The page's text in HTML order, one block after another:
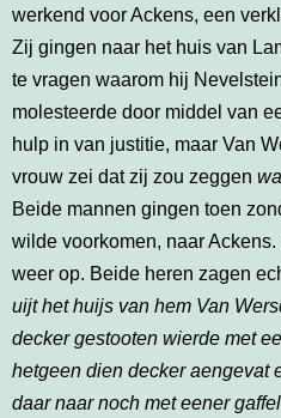
werkend voor Ackens, een
Zij gingen naar het huis van
te vragen waarom hij
molesteerde door middel van
hulp in van justitie, maar Van
vrouw zei dat zij zou zeggen
Beide mannen gingen toen
wilde voorkomen, naar
weer op. Beide heren zagen
uijt het huijs van hem Van
decker gestooten wierde met
hetgeen dien decker aengevat
daar naar noch met eener